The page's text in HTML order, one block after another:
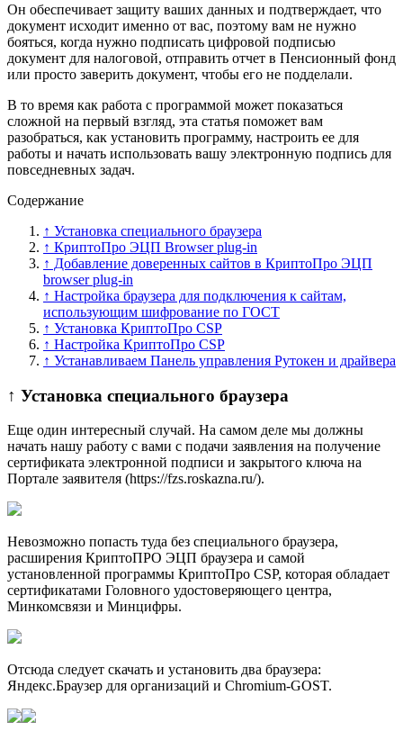
Он обеспечивает защиту ваших данных и подтверждает, что
документ исходит именно от вас, поэтому вам не нужно
бояться, когда нужно подписать цифровой подписью
документ для налоговой, отправить отчет в Пенсионный фонд
или просто заверить документ, чтобы его не подделали.
В то время как работа с программой может показаться
сложной на первый взгляд, эта статья поможет вам
разобраться, как установить программу, настроить ее для
работы и начать использовать вашу электронную подпись для
повседневных задач.
Содержание
↑ Установка специального браузера
↑ КриптоПро ЭЦП Browser plug-in
↑ Добавление доверенных сайтов в КриптоПро ЭЦП
browser plug-in
↑ Настройка браузера для подключения к сайтам,
использующим шифрование по ГОСТ
↑ Установка КриптоПро CSP
↑ Настройка КриптоПро CSP
↑ Устанавливаем Панель управления Рутокен и драйвера
↑ Установка специального браузера
Еще один интересный случай. На самом деле мы должны
начать нашу работу с вами с подачи заявления на получение
сертификата электронной подписи и закрытого ключа на
Портале заявителя (https://fzs.roskazna.ru/).
Невозможно попасть туда без специального бpаузера,
расширения КриптоПРО ЭЦП браузера и самой
установленной программы КриптоПро CSP, которая обладает
сертификатами Головного удостоверяющего центра,
Минкомсвязи и Минцифры.
Отсюда следует скачать и установить два браузера:
Яндекс.Браузер для организаций и Chromium-GOST.